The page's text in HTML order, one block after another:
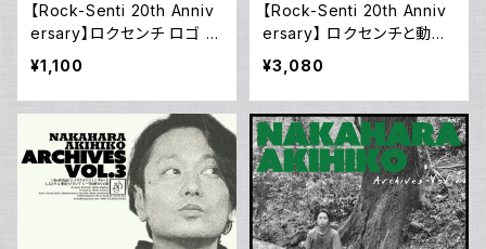
【Rock-Senti 20th Anniv
ersary】ロクセンチ ロゴ ア
クリルキーホルダー（単品）
¥1,100
【Rock-Senti 20th Anniv
ersary】 ロクセンチと動物
の大合奏タオル
¥3,080